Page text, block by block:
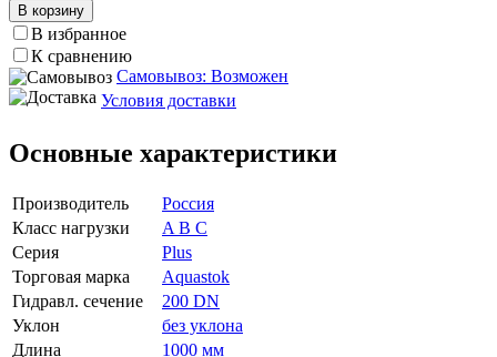
В корзину
В избранное
К сравнению
Самовывоз: Возможен
Условия доставки
Основные характеристики
Производитель
Россия
Класс нагрузки
A B C
Серия
Plus
Торговая марка
Aquastok
Гидравл. сечение
200 DN
Уклон
без уклона
Длина
1000 мм